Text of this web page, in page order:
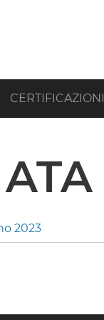
CERTIFICAZIONI
2023